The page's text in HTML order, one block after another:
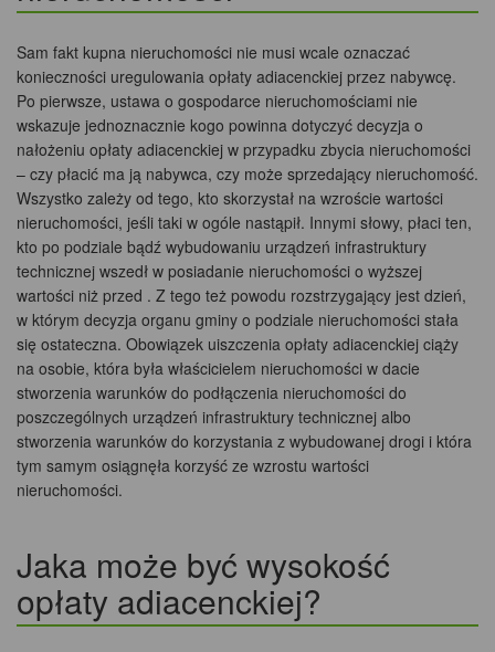
Sam fakt kupna nieruchomości nie musi wcale oznaczać
konieczności uregulowania opłaty adiacenckiej przez nabywcę.
Po pierwsze, ustawa o gospodarce nieruchomościami nie
wskazuje jednoznacznie kogo powinna dotyczyć decyzja o
nałożeniu opłaty adiacenckiej w przypadku zbycia nieruchomości
– czy płacić ma ją nabywca, czy może sprzedający nieruchomość.
Wszystko zależy od tego, kto skorzystał na wzroście wartości
nieruchomości, jeśli taki w ogóle nastąpił. Innymi słowy, płaci ten,
kto po podziale bądź wybudowaniu urządzeń infrastruktury
technicznej wszedł w posiadanie nieruchomości o wyższej
wartości niż przed . Z tego też powodu rozstrzygający jest dzień,
w którym decyzja organu gminy o podziale nieruchomości stała
się ostateczna. Obowiązek uiszczenia opłaty adiacenckiej ciąży
na osobie, która była właścicielem nieruchomości w dacie
stworzenia warunków do podłączenia nieruchomości do
poszczególnych urządzeń infrastruktury technicznej albo
stworzenia warunków do korzystania z wybudowanej drogi i która
tym samym osiągnęła korzyść ze wzrostu wartości
nieruchomości.
Jaka może być wysokość
opłaty adiacenckiej?